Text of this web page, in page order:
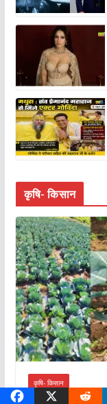
कृषि- किसान
कृषि- किसान